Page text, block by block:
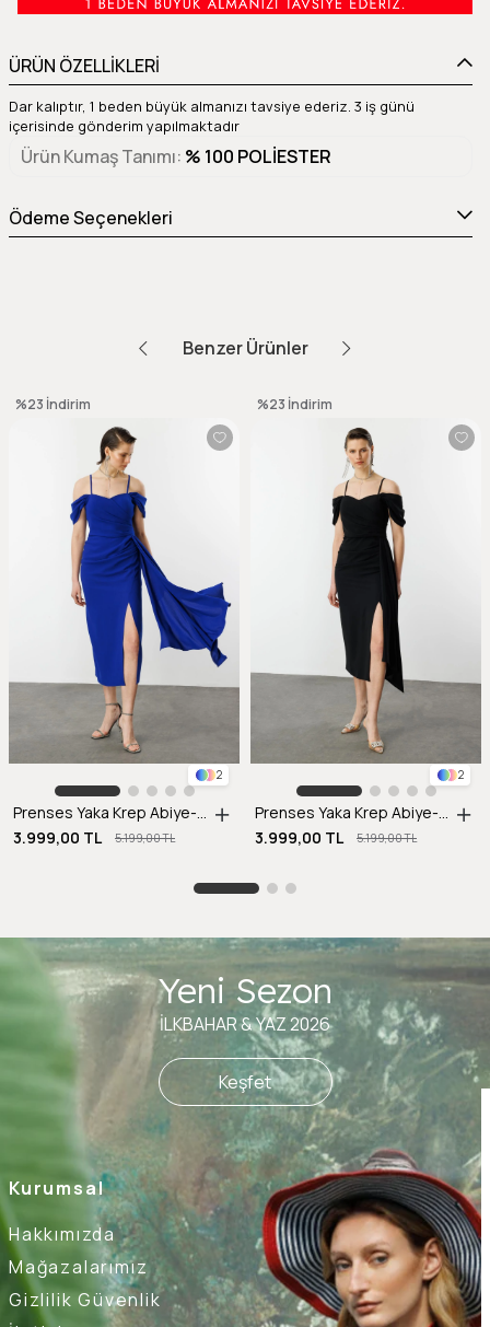
ÜRÜN ÖZELLİKLERİ
Dar kalıptır, 1 beden büyük almanızı tavsiye ederiz. 3 iş günü
içerisinde gönderim yapılmaktadır
Ürün Kumaş Tanımı % 100 POLİESTER
Ödeme Seçenekleri
Benzer Ürünler
2
Prenses Yaka Krep Abiye-SAX
3.999,00 TL
5.199,00 TL
%23 İndirim
2
Prenses Yaka Krep Abiye-SİYAH
3.999,00 TL
5.199,00 TL
%23 İndirim
Kurumsal
Hakkımızda
Mağazalarımız
Gizlilik Güvenlik
Yeni Sezon
İLKBAHAR & YAZ 2026
Keşfet